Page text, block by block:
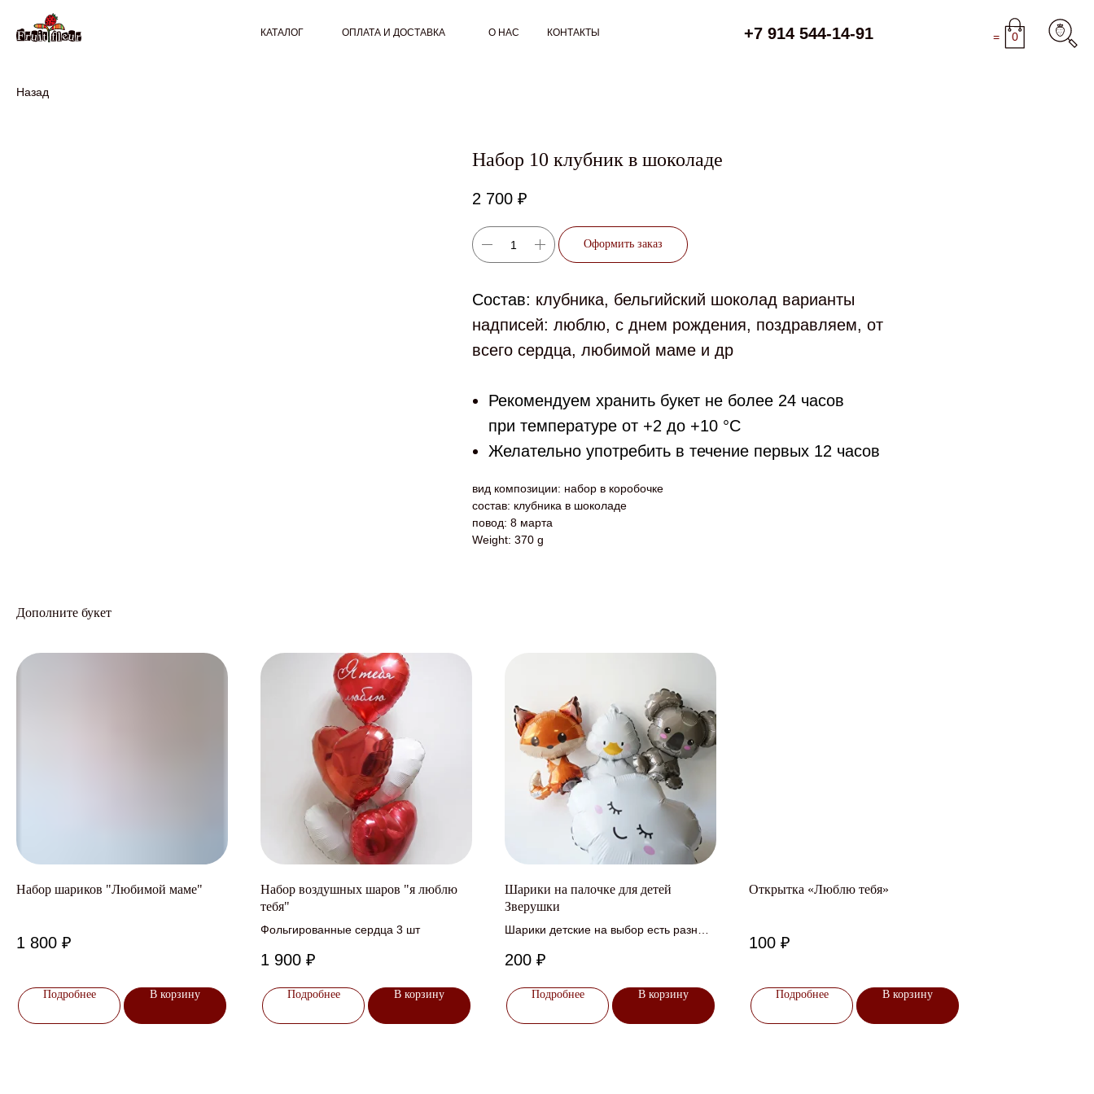
Назад
КАТАЛОГ ОПЛАТА И ДОСТАВКА О НАС +7 914 544-14-91 0
=
КОНТАКТЫ
Набор 10 клубник в шоколаде
2 700 ₽
Оформить заказ
Состав: клубника, бельгийский шоколад варианты
надписей: люблю, с днем рождения, поздравляем, от
всего сердца, любимой маме и др
Рекомендуем хранить букет не более 24 часов
при температуре от +2 до +10 °С
Желательно употребить в течение первых 12 часов
вид композиции: набор в коробочке
состав: клубника в шоколаде
повод: 8 марта
Weight: 370 g
Дополните букет
Набор шариков "Любимой маме"
1 800 ₽
Подробнее В корзину
Набор воздушных шаров "я люблю
тебя"
Фольгированные сердца 3 шт
1 900 ₽
Подробнее В корзину
Шарики на палочке для детей
Зверушки
Шарики детские на выбор есть разные
200 ₽
Подробнее В корзину
Открытка «Люблю тебя»
100 ₽
Подробнее В корзину